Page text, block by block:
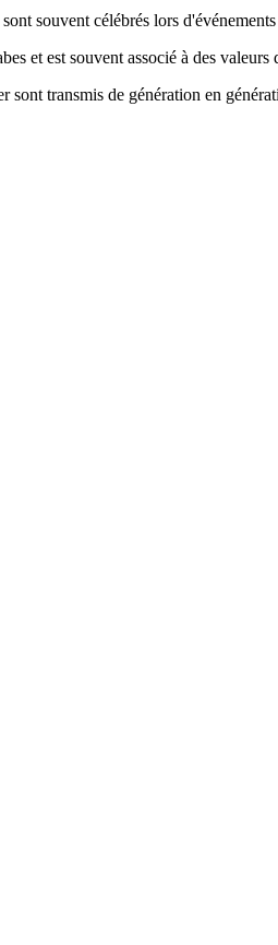
souvent célébrés lors
et est souvent associé à des valeurs
transmis de génération en